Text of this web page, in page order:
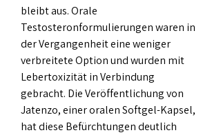
bleibt aus. Orale
Testosteronformulierungen waren in
der Vergangenheit eine weniger
verbreitete Option und wurden mit
Lebertoxizität in Verbindung
gebracht. Die Veröffentlichung von
Jatenzo, einer oralen Softgel-Kapsel,
hat diese Befürchtungen deutlich